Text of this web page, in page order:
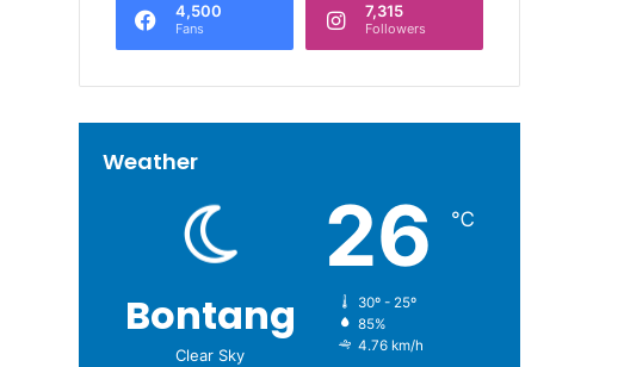
4,500
Fans
7,315
Followers
Weather
Bontang
Clear Sky
26 ℃
30º - 25º
85%
4.76 km/h